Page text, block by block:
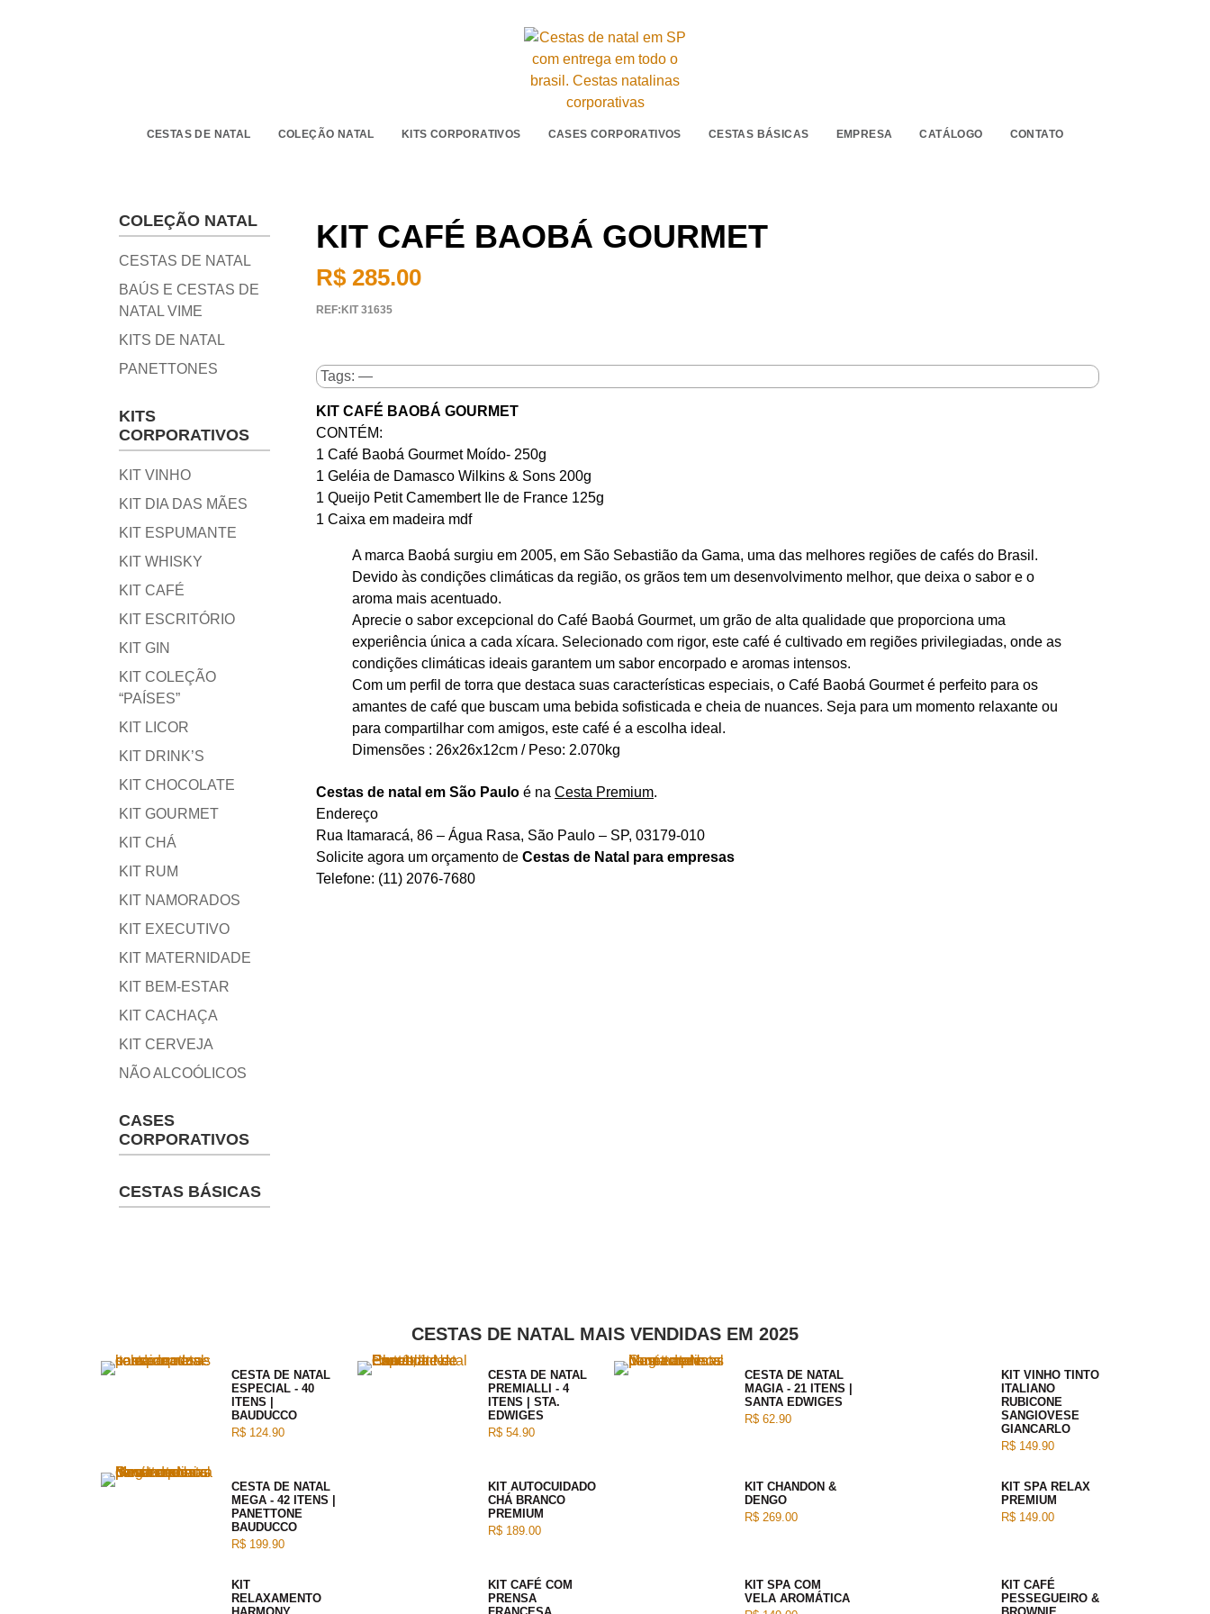
CESTAS DE NATAL COLEÇÃO NATAL KITS CORPORATIVOS CASES CORPORATIVOS CESTAS BÁSICAS EMPRESA CATÁLOGO CONTATO
COLEÇÃO NATAL
CESTAS DE NATAL
BAÚS E CESTAS DE
NATAL VIME
KITS DE NATAL
PANETTONES
KITS
CORPORATIVOS
KIT VINHO
KIT DIA DAS MÃES
KIT ESPUMANTE
KIT WHISKY
KIT CAFÉ
KIT ESCRITÓRIO
KIT GIN
KIT COLEÇÃO
“PAÍSES”
KIT LICOR
KIT DRINK’S
KIT CHOCOLATE
KIT GOURMET
KIT CHÁ
KIT RUM
KIT NAMORADOS
KIT EXECUTIVO
KIT MATERNIDADE
KIT BEM-ESTAR
KIT CACHAÇA
KIT CERVEJA
NÃO ALCOÓLICOS
CASES
CORPORATIVOS
CESTAS BÁSICAS
KIT CAFÉ BAOBÁ GOURMET
R$ 285.00
REF:KIT 31635
Tags: —
KIT CAFÉ BAOBÁ GOURMET
CONTÉM:
1 Café Baobá Gourmet Moído- 250g
1 Geléia de Damasco Wilkins & Sons 200g
1 Queijo Petit Camembert Ile de France 125g
1 Caixa em madeira mdf
A marca Baobá surgiu em 2005, em São Sebastião da Gama, uma das melhores regiões de cafés do Brasil.
Devido às condições climáticas da região, os grãos tem um desenvolvimento melhor, que deixa o sabor e o
aroma mais acentuado.
Aprecie o sabor excepcional do Café Baobá Gourmet, um grão de alta qualidade que proporciona uma
experiência única a cada xícara. Selecionado com rigor, este café é cultivado em regiões privilegiadas, onde as
condições climáticas ideais garantem um sabor encorpado e aromas intensos.
Com um perfil de torra que destaca suas características especiais, o Café Baobá Gourmet é perfeito para os
amantes de café que buscam uma bebida sofisticada e cheia de nuances. Seja para um momento relaxante ou
para compartilhar com amigos, este café é a escolha ideal.
Dimensões : 26x26x12cm / Peso: 2.070kg
Cestas de natal em São Paulo é na Cesta Premium.
Endereço
Rua Itamaracá, 86 – Água Rasa, São Paulo – SP, 03179-010
Solicite agora um orçamento de Cestas de Natal para empresas
Telefone: (11) 2076-7680
CESTAS DE NATAL MAIS VENDIDAS EM 2025
CESTA DE NATAL
ESPECIAL - 40
ITENS |
BAUDUCCO
R$ 124.90
CESTA DE NATAL
PREMIALLI - 4
ITENS | STA.
EDWIGES
R$ 54.90
CESTA DE NATAL
MAGIA - 21 ITENS |
SANTA EDWIGES
R$ 62.90
KIT VINHO TINTO
ITALIANO
RUBICONE
SANGIOVESE
GIANCARLO
R$ 149.90
CESTA DE NATAL
MEGA - 42 ITENS |
PANETTONE
BAUDUCCO
R$ 199.90
KIT AUTOCUIDADO
CHÁ BRANCO
PREMIUM
R$ 189.00
KIT CHANDON &
DENGO
R$ 269.00
KIT SPA RELAX
PREMIUM
R$ 149.00
KIT
RELAXAMENTO
KIT CAFÉ COM
PRENSA
KIT SPA COM
VELA AROMÁTICA
KIT CAFÉ
PESSEGUEIRO &